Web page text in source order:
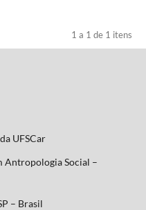
1 a 1 de 1 itens
UFSCar
Antropologia Social –
– Brasil